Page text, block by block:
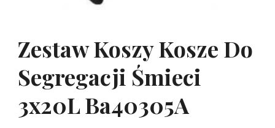
Zestaw Koszy Kosze Do
Segregacji Śmieci
3x20L Ba40305A